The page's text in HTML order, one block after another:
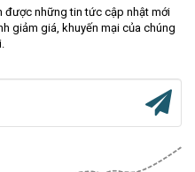
được những tin tức cập nhật mới
giảm giá, khuyến mại của chúng